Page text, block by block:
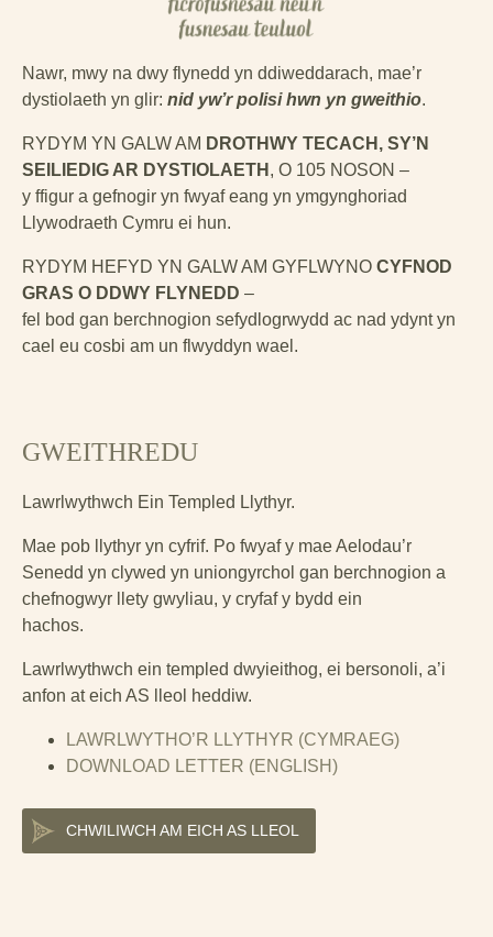
Nawr, mwy na dwy flynedd yn ddiweddarach, mae’r
dystiolaeth yn glir: nid yw’r polisi hwn yn gweithio.
RYDYM YN GALW AM DROTHWY TECACH, SY’N
SEILIEDIG AR DYSTIOLAETH , O 105 NOSON –
y ffigur a gefnogir yn fwyaf eang yn ymgynghoriad
Llywodraeth Cymru ei hun.
RYDYM HEFYD YN GALW AM GYFLWYNO CYFNOD
GRAS O DDWY FLYNEDD –
fel bod gan berchnogion sefydlogrwydd ac nad ydynt yn
cael eu cosbi am un flwyddyn wael.
GWEITHREDU
Lawrlwythwch Ein Templed Llythyr.
Mae pob llythyr yn cyfrif. Po fwyaf y mae Aelodau’r
Senedd yn clywed yn uniongyrchol gan berchnogion a
chefnogwyr llety gwyliau, y cryfaf y bydd ein
hachos.
Lawrlwythwch ein templed dwyieithog, ei bersonoli, a’i
anfon at eich AS lleol heddiw.
LAWRLWYTHO’R LLYTHYR (CYMRAEG)
DOWNLOAD LETTER (ENGLISH)
CHWILIWCH AM EICH AS LLEOL